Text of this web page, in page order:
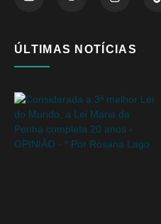
ÚLTIMAS NOTÍCIAS